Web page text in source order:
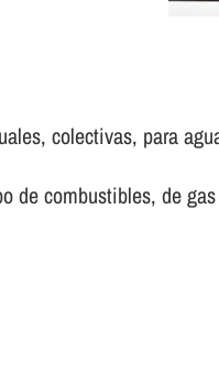
colectivas, para
combustibles, de